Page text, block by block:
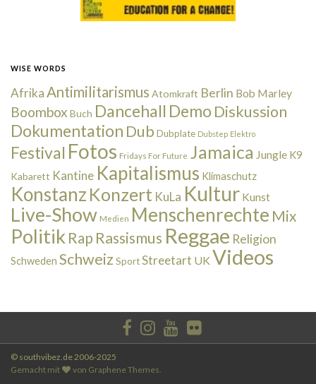
WISE WORDS
Afrika Antimilitarismus Atomkraft Berlin Bob Marley
Boombox Buch Dancehall Demo Diskussion
Dokumentation Dub Dubplate Dubstep Elektro
Festival Fotos Fridays For Future Jamaica Jungle K9
Kabarett Kantine Kapitalismus Klimaschutz
Konstanz Konzert KuLa Kultur Kunst
Live-Show Medien Menschenrechte Mix
Politik Rap Rassismus Reggae Religion
Schweden Schweiz SportStreetart UKVideos
© southvibez.de 2006-2025
Gemacht mit
von Graphene Themes